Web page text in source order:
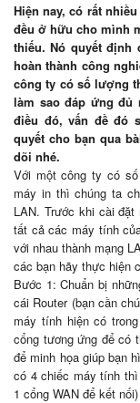
Hiện nay, có rất
đều ở hữu cho mình
thiếu. Nó quyết
hoàn thành công
công ty có số lượng
làm sao đáp ứng đủ
điều đó, vấn đề đó
quyết cho bạn qua
dõi nhé.
Với một công ty có
máy in thì chúng ta
LAN. Trước khi cài đặt
tất cả các máy tính
với nhau thành mạng
các bạn hãy thực hiện
Bước 1: Chuẩn bị
cái Router (bạn cần
máy tính hiện có
cổng tương ứng để có
để minh họa giúp bạn
có 4 chiếc máy tính
1 cổng WAN để kết nối)